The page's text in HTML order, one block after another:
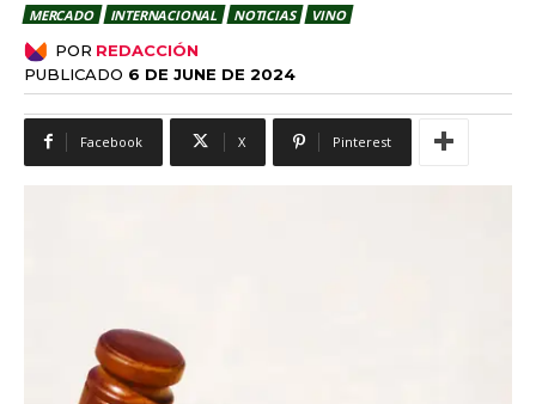
MERCADO INTERNACIONAL NOTICIAS VINO
POR REDACCIÓN
PUBLICADO 6 DE JUNE DE 2024
Facebook X Pinterest